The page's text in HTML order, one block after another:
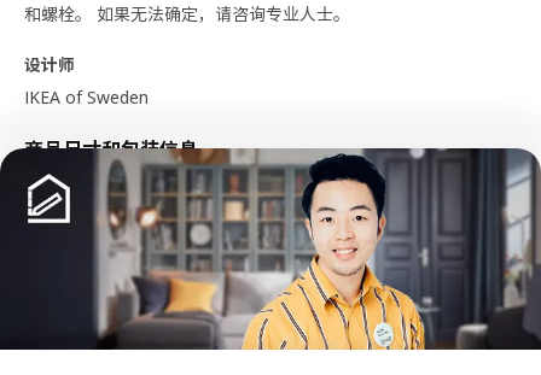
和螺栓。 如果无法确定，请咨询专业人士。
设计师
IKEA of Sweden
商品尺寸和包装信息
商品尺寸
30.0 厘米
61.6 厘米
88.0 厘米
框架，纵深
60.0 厘米
展开更多